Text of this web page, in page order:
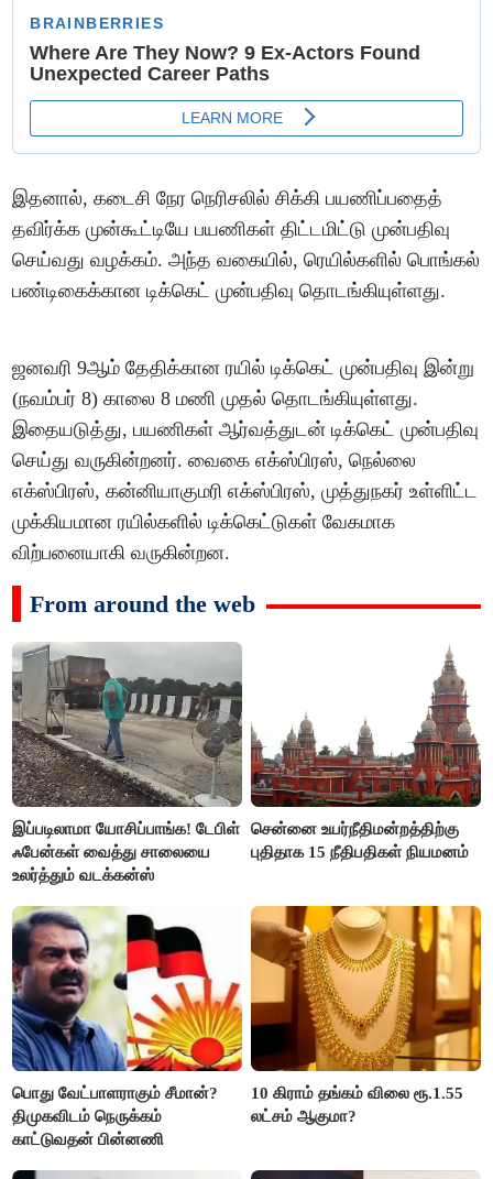
இதனால், கடைசி நேர நெரிசலில் சிக்கி பயணிப்பதைத்
தவிர்க்க முன்கூட்டியே பயணிகள் திட்டமிட்டு முன்பதிவு
செய்வது வழக்கம். அந்த வகையில், ரெயில்களில் பொங்கல்
பண்டிகைக்கான டிக்கெட் முன்பதிவு தொடங்கியுள்ளது.
ஜனவரி 9ஆம் தேதிக்கான ரயில் டிக்கெட் முன்பதிவு இன்று
(நவம்பர் 8) காலை 8 மணி முதல் தொடங்கியுள்ளது.
இதையடுத்து, பயணிகள் ஆர்வத்துடன் டிக்கெட் முன்பதிவு
செய்து வருகின்றனர். வைகை எக்ஸ்பிரஸ், நெல்லை
எக்ஸ்பிரஸ், கன்னியாகுமரி எக்ஸ்பிரஸ், முத்துநகர் உள்ளிட்ட
முக்கியமான ரயில்களில் டிக்கெட்டுகள் வேகமாக
விற்பனையாகி வருகின்றன.
From around the web
இப்படிலாமா யோசிப்பாங்க! டேபிள்
ஃபேன்கள் வைத்து சாலையை
உலர்த்தும் வடக்கன்ஸ்
சென்னை உயர்நீதிமன்றத்திற்கு
புதிதாக 15 நீதிபதிகள் நியமனம்
பொது வேட்பாளராகும் சீமான்?
திமுகவிடம் நெருக்கம்
காட்டுவதன் பின்னணி
10 கிராம் தங்கம் விலை ரூ.1.55
லட்சம் ஆகுமா?